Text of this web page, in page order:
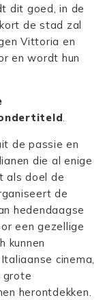
dit goed, in de
de stad zal
Vittoria en
en wordt hun
.
de passie en
die al enige
als doel de
de
hedendaagse
een gezellige
kunnen
cinema,
grote
herontdekken.